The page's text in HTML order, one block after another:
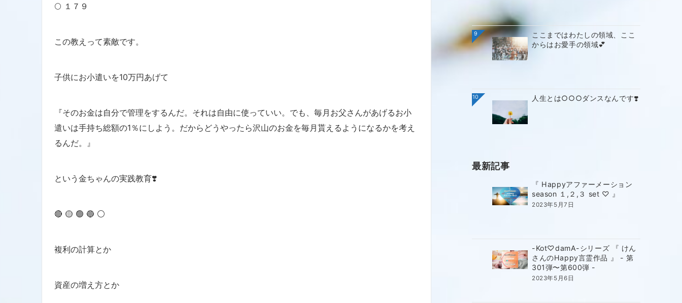
🌕 １７９
この教えって素敵です。
子供にお小遣いを10万円あげて
『そのお金は自分で管理をするんだ。それは自由に使っていい。でも、毎月お父さんがあげるお小
遣いは手持ち総額の1％にしよう。だからどうやったら沢山のお金を毎月貰えるようになるかを考え
るんだ。』
という金ちゃんの実践教育❣️
🔴 🟡 🟢 🔵 ⚪️
複利の計算とか
資産の増え方とか
9
ここまではわたしの領域、ここ
からはお愛手の領域💕
10 人生とは○○○ダンスなんです❣️
最新記事
『 Happyアファーメーション
season １,２,３ set ♡ 』
2023年5月7日
-Kot♡damA-シリーズ 『 けん
さんのHappy言霊作品 』 - 第
301弾〜第600弾 -
2023年5月6日